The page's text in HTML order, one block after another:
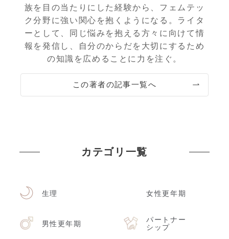
族を目の当たりにした経験から、フェムテッ
ク分野に強い関心を抱くようになる。ライタ
ーとして、同じ悩みを抱える方々に向けて情
報を発信し、自分のからだを大切にするため
の知識を広めることに力を注ぐ。
この著者の記事一覧へ
カテゴリ一覧
生理 女性更年期
男性更年期
パートナー
シップ